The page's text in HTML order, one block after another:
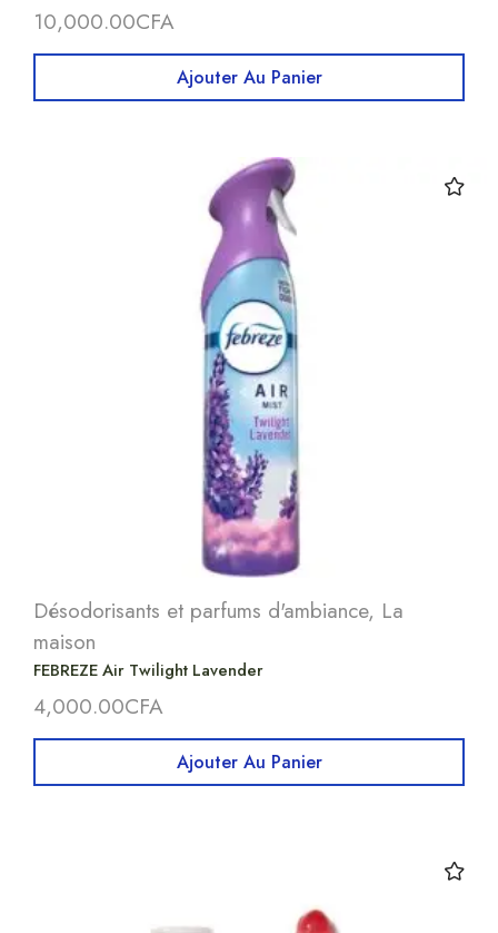
10,000.00CFA
Ajouter Au Panier
Désodorisants et parfums d'ambiance, La
maison
FEBREZE Air Twilight Lavender
4,000.00CFA
Ajouter Au Panier